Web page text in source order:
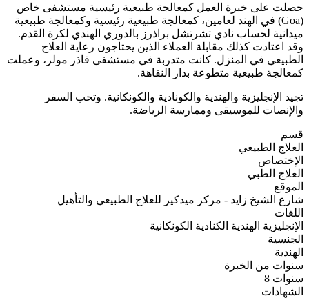
حصلت على خبرة العمل كمعالجة طبيعية رئيسية مستشفى خاص
(Goa) في الهند لعامين، كمعالجة طبيعية رئيسية وكمعالجة طبيعية
ميدانية لحساب نادي تشرتشل براذرز بالدوري الهندي لكرة القدم.
وقد اعتادت كذلك مقابلة العملاء الذين يحتاجون رعاية العلاج
الطبيعي في المنزل. كانت متدربة في مستشفى فاذر مولر، وعملت
كمعالجة طبيعية متطوعة بدار النقاهة.
تجيد الإنجليزية والهندية والكونادية والكونكانية. وتحب السفر
والإنصات للموسيقى وممارسة الرياضة.
قسم
العلاج الطبيعي
الإختصاص
العلاج الطبي
الموقع
شارع الشيخ زايد - مركز ميدكير للعلاج الطبيعي والتأهيل
اللغات
الإنجليزية الهندية الكنادية الكونكانية
الجنسية
الهندية
سنوات من الخبرة
سنوات 8
الشهادات